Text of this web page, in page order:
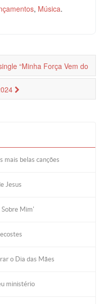
, Música.
“Minha Força Vem do
Tomé e Ana Lúcia
mais belas canções
Jesus
Mim'
o Dia das Mães
ministério